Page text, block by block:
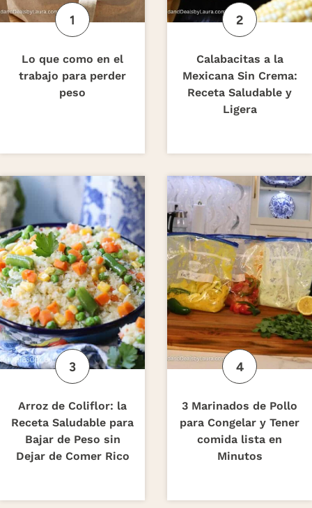
Lo que como en el
trabajo para perder
peso
Calabacitas a la
Mexicana Sin Crema:
Receta Saludable y
Ligera
Arroz de Coliflor: la
Receta Saludable para
Bajar de Peso sin
Dejar de Comer Rico
3 Marinados de Pollo
para Congelar y Tener
comida lista en
Minutos